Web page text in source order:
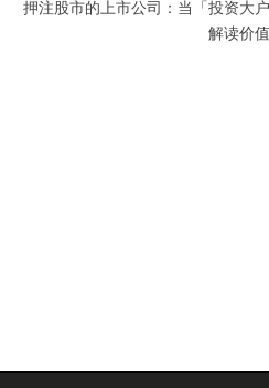
押注股市的上市公司：当「投资大
解读价